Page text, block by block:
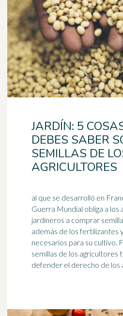
JARDÍN: 5
DEBES SABER
SEMILLAS DE
AGRICULTORES
al que se desarrolló en
Guerra Mundial obliga a los
jardineros a comprar
además de los fertilizantes
necesarios para su cultivo. Favorecer las
semillas de los agricultores
defender el derecho de los